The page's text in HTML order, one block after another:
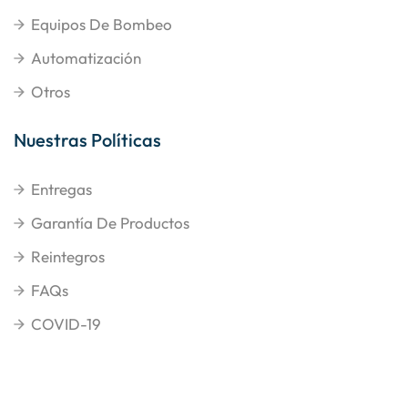
Equipos De Bombeo
Automatización
Otros
Nuestras Políticas
Entregas
Garantía De Productos
Reintegros
FAQs
COVID-19